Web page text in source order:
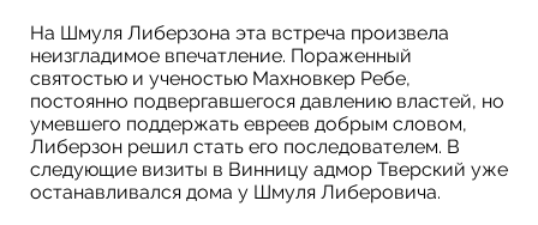
На Шмуля Либерзона эта встреча произвела
неизгладимое впечатление. Пораженный
святостью и ученостью Махновкер Ребе,
постоянно подвергавшегося давлению властей, но
умевшего поддержать евреев добрым словом,
Либерзон решил стать его последователем. В
следующие визиты в Винницу адмор Тверский уже
останавливался дома у Шмуля Либеровича.